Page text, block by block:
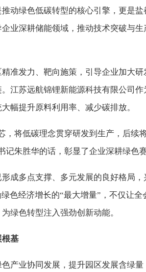
动绿色低碳转型的核心引擎，更是
业深耕储能领域，推动技术突破与
准发力、靶向施策，引导企业加大
江苏远航锦锂新能源科技有限公司
幅提升原料利用率、减少碳排放。
，将低碳理念贯穿研发到生产，后续
朱胜华的话，彰显了企业深耕绿色
成多点支撑、多元发展的良好格局
色经济增长的“最大增量”，不仅让
绿色转型注入强劲创新动能。
基
产业协同发展，提升园区发展含绿